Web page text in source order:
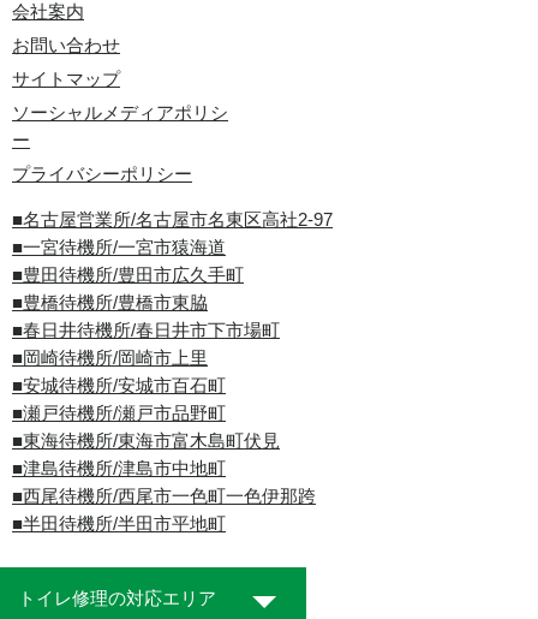
会社案内
お問い合わせ
サイトマップ
ソーシャルメディアポリシ
ー
プライバシーポリシー
■名古屋営業所/名古屋市名東区高社2-97
■一宮待機所/一宮市猿海道
■豊田待機所/豊田市広久手町
■豊橋待機所/豊橋市東脇
■春日井待機所/春日井市下市場町
■岡崎待機所/岡崎市上里
■安城待機所/安城市百石町
■瀬戸待機所/瀬戸市品野町
■東海待機所/東海市富木島町伏見
■津島待機所/津島市中地町
■西尾待機所/西尾市一色町一色伊那跨
■半田待機所/半田市平地町
トイレ修理の対応エリア